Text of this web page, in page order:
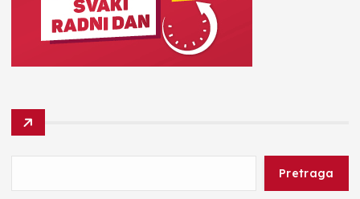
Pretraga